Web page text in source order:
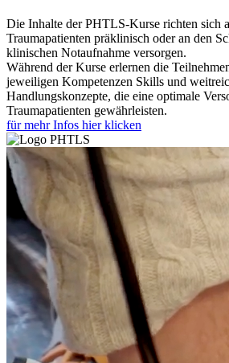
Die Inhalte der PHTLS-Kurse richten sich
Traumapatienten präklinisch oder an den
klinischen Notaufnahme versorgen.
Während der Kurse erlernen die
jeweiligen Kompetenzen Skills und
Handlungskonzepte, die eine optimale
Traumapatienten gewährleisten.
für mehr Infos hier klicken